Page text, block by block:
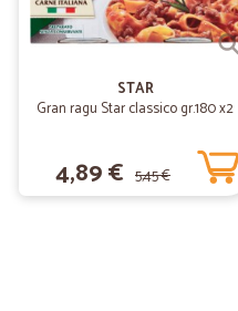
STAR
Gran ragu Star classico gr.180 x2
4,89 € 5,45 €